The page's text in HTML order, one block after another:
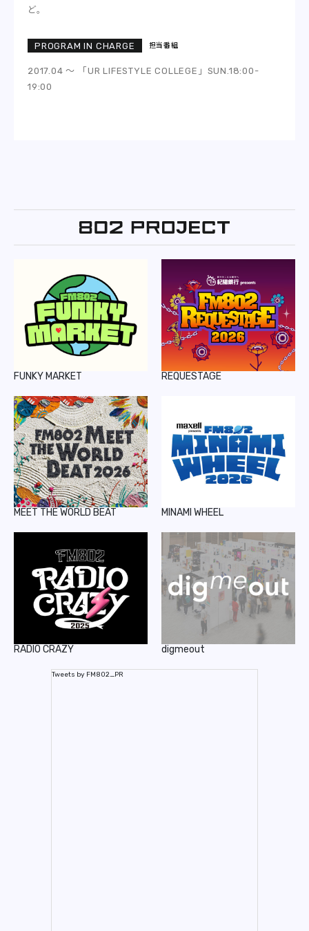
ど。
担当番組
2017.04 ～ 「UR LIFESTYLE COLLEGE」SUN.18:00-
19:00
FUNKY MARKET REQUESTAGE
MEET THE WORLD BEAT MINAMI WHEEL
RADIO CRAZY digmeout
Tweets by FM802_PR